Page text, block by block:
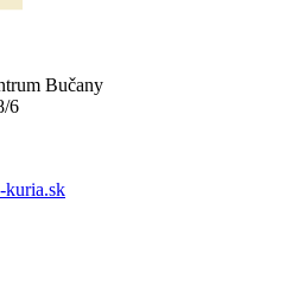
Bučany
6
kuria.sk